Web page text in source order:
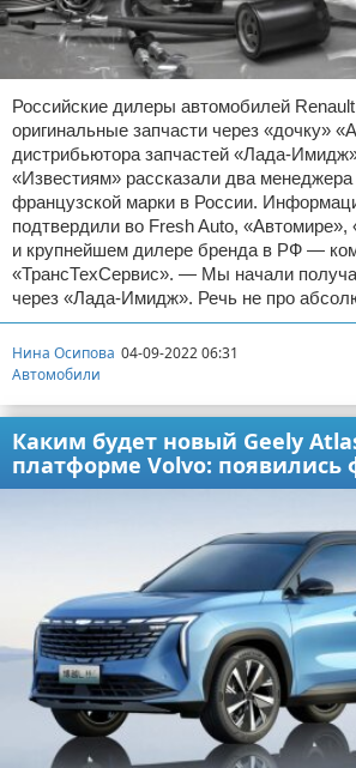
Российские дилеры автомобилей
оригинальные запчасти через «дочку»
дистрибьютора запчастей «Лада-
«Известиям» рассказали два
французской марки в России.
подтвердили во Fresh Auto,
и крупнейшем дилере бренда в РФ —
«ТрансТехСервис». — Мы начали
через «Лада-Имидж». Речь не про
Нина Осипова 04-09-2022 06:31
Автомобили
Каким будет новый Geely
платформе Volvo: появились